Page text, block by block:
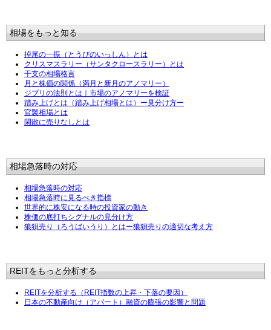
相場をもっと知る
掉尾の一振（とうびのいっしん）とは
クリスマスラリー（サンタクロースラリー）とは
干支の相場格言
月と株価の関係（満月と新月のアノマリー）
ジブリの法則とは｜市場のアノマリーを検証
踏み上げとは（踏み上げ相場とは）ー見分け方ー
官製相場とは
閑散に売りなしとは
相場急落時の対応
相場急落時の対応
相場急落時に見るべき指標
世界的に株安になる時の投資家の動き
株価の底打ちシグナルの見分け方
狼狽売り（ろうばいうり）とはー狼狽売りの適切な考え方
REITをもっと分析する
REITを分析する（REIT指数の上昇・下落の要因）
日本の不動産向け（アパート）融資の膨張の影響と問題